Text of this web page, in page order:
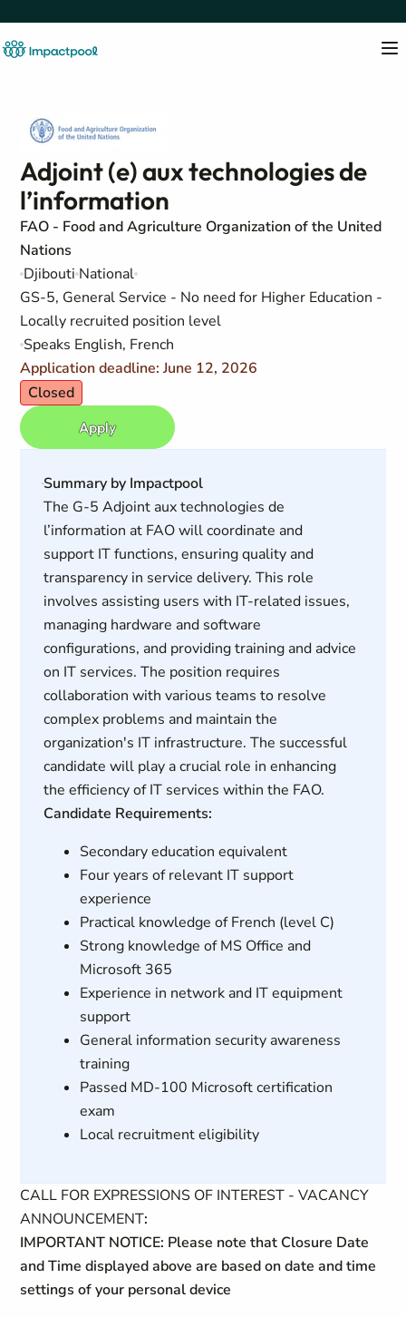
Adjoint (e) aux technologies de
l’information
FAO - Food and Agriculture Organization of the United
Nations
Djibouti National
GS-5, General Service - No need for Higher Education -
Locally recruited position level
Speaks English, French
Application deadline: June 12, 2026
Closed
Apply
Summary by Impactpool
The G-5 Adjoint aux technologies de
l’information at FAO will coordinate and
support IT functions, ensuring quality and
transparency in service delivery. This role
involves assisting users with IT-related issues,
managing hardware and software
configurations, and providing training and advice
on IT services. The position requires
collaboration with various teams to resolve
complex problems and maintain the
organization's IT infrastructure. The successful
candidate will play a crucial role in enhancing
the efficiency of IT services within the FAO.
Candidate Requirements:
Secondary education equivalent
Four years of relevant IT support
experience
Practical knowledge of French (level C)
Strong knowledge of MS Office and
Microsoft 365
Experience in network and IT equipment
support
General information security awareness
training
Passed MD-100 Microsoft certification
exam
Local recruitment eligibility
CALL FOR EXPRESSIONS OF INTEREST - VACANCY
ANNOUNCEMENT:
IMPORTANT NOTICE: Please note that Closure Date
and Time displayed above are based on date and time
settings of your personal device